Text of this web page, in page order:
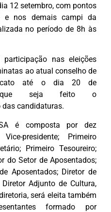
12 setembro, com pontos
e nos demais campi da
no período de 8h às
nas eleições
ao atual conselho de
até o dia 20 de
seja feito o
candidaturas.
é composta por dez
presidente; Primeiro
Primeiro Tesoureiro;
do Setor de Aposentados;
Aposentados; Diretor de
Adjunto de Cultura,
será eleita também
formado por